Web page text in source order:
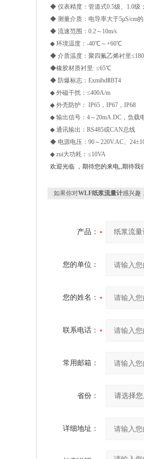
◆ 仪表精度：管道式0.5级、1.0级
◆ 测量介质：电导率大于5μS/cm
◆ 流速范围：0.2～10m/s
◆ 环境温度：-40℃～+60℃
◆ 介质温度：聚四氟乙烯衬里
◆橡胶材质衬里: ≤65℃
◆ 防爆标志：ExmibdⅡBT4
◆ 外磁干扰：≤400A/m
◆ 外壳防护： IP65，IP67，IP68
◆ 输出信号：4～20mA.DC，负载
◆ 通讯输出：RS485或CAN总线
◆ 电源电压：90～220V.AC、
◆ zui大功耗：≤10VA
欢迎光临 ，期待您的来电,,期待我
如果你对WLF纸浆流量计感兴趣
产品：
您的单位：
您的姓名：
联系电话：
常用邮箱：
省份：
详细地址：